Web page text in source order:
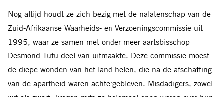
Nog altijd houdt ze zich bezig met de nalatenschap van de
Zuid-Afrikaanse Waarheids- en Verzoeningscommissie uit
1995, waar ze samen met onder meer aartsbisschop
Desmond Tutu deel van uitmaakte. Deze commissie moest
de diepe wonden van het land helen, die na de afschaffing
van de apartheid waren achtergebleven. Misdadigers, zowel